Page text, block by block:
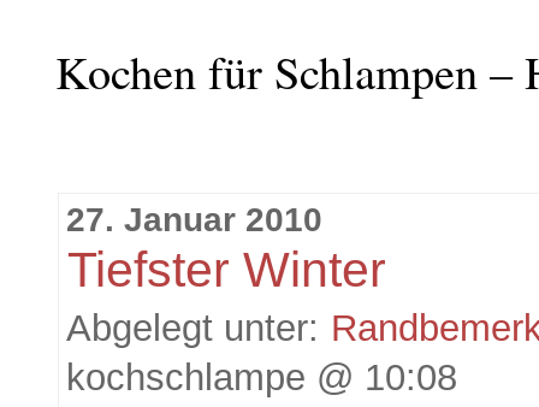
Kochen für Schlampen
27. Januar 2010
Tiefster Winter
Abgelegt unter:
kochschlampe @ 10:08